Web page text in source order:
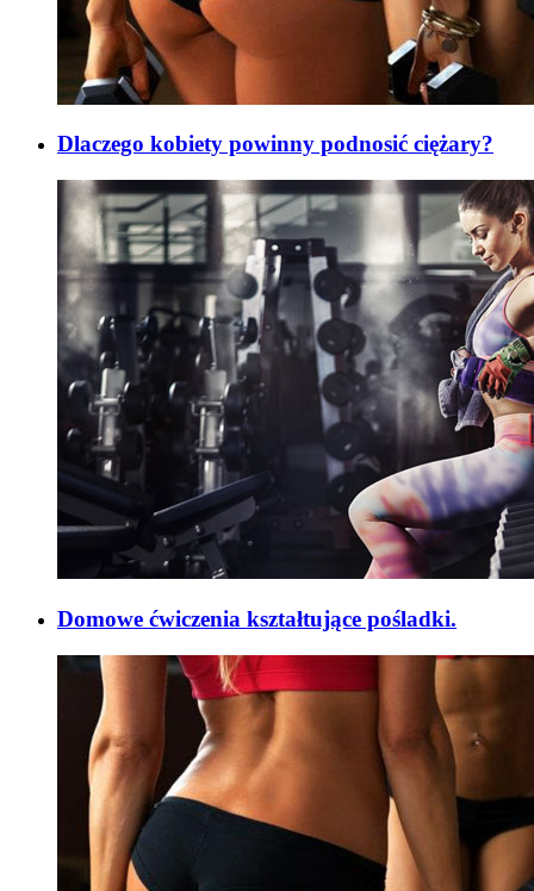
Dlaczego kobiety powinny podnosić ciężary?
Domowe ćwiczenia kształtujące pośladki.